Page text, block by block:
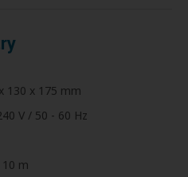
130 x 175 mm
V / 50 - 60 Hz
m